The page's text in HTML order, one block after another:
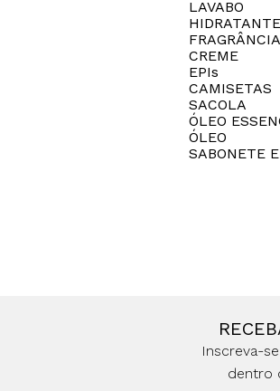
LAVABO
HIDRATANTE
FRAGRÂNCIA
CREME
EPIs
CAMISETAS
SACOLA
ÓLEO
ÓLEO
SABONETE
Inscreva-
dentro